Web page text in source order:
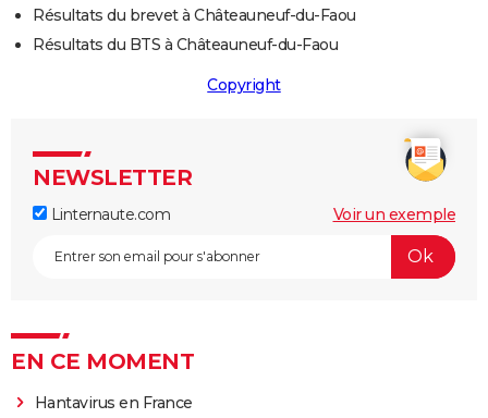
Résultats du brevet à Châteauneuf-du-Faou
Résultats du BTS à Châteauneuf-du-Faou
Copyright
NEWSLETTER
Linternaute.com Voir un exemple
EN CE MOMENT
Hantavirus en France